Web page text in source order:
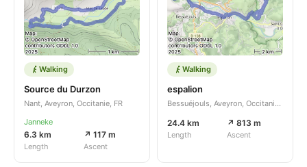
Walking
Source du Durzon
Nant, Aveyron, Occitanie, FR
Janneke
6.3 km
Length
↗ 117 m
Ascent
Walking
espalion
Bessuéjouls, Aveyron, Occitanie, FR
24.4 km
Length
↗ 813 m
Ascent